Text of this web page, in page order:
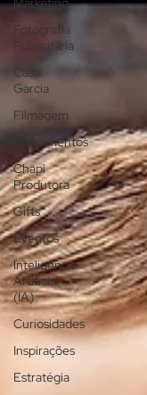
Fotografia
Publicitária
Casal
Garcia
Filmagem
Depoimentos
Chapi
Produtora
Gifts
Eventos
Inteligência
Artificial
(IA)
Curiosidades
Inspirações
Estratégia